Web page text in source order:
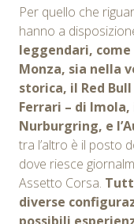
Per quello che
hanno a
leggendari, come
Monza, sia nella
storica, il Red
Ferrari – di
Nurburgring, e
tra l’altro è il posto
dove riesce
Assetto Corsa.
diverse